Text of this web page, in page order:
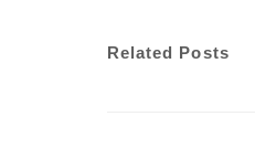
Related Posts